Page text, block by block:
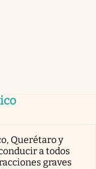
Querétaro y
a todos
graves